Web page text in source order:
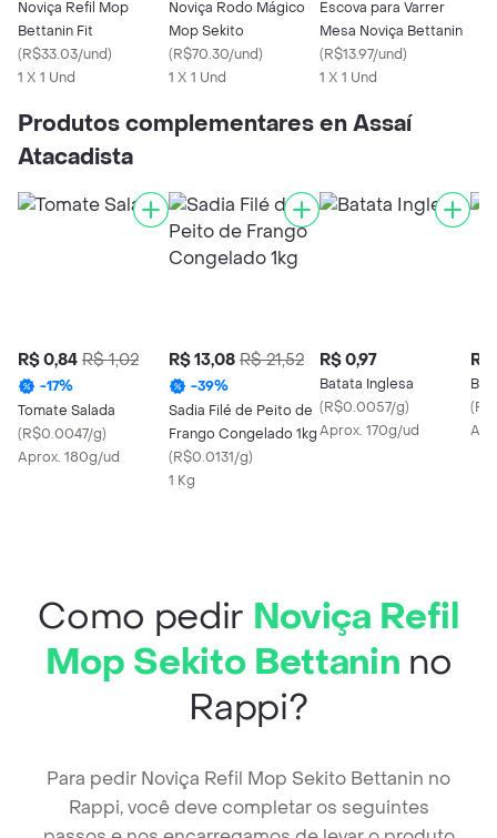
Noviça Refil Mop
Bettanin Fit
(R$33.03/und)
1 X 1 Und
Noviça Rodo Mágico
Mop Sekito
(R$70.30/und)
1 X 1 Und
Escova para Varrer
Mesa Noviça Bettanin
(R$13.97/und)
1 X 1 Und
Produtos complementares en Assaí
Atacadista
R$ 0,84 R$ 1,02
-17%
Tomate Salada
(R$0.0047/g)
Aprox. 180g/ud
R$ 13,08 R$ 21,52
-39%
Sadia Filé de Peito de
Frango Congelado 1kg
(R$0.0131/g)
1 Kg
R$ 0,97
Batata Inglesa
(R$0.0057/g)
Aprox. 170g/ud
R$
(
Como pedir Noviça Refil
Mop Sekito Bettanin no
Rappi?
Para pedir Noviça Refil Mop Sekito Bettanin no
Rappi, você deve completar os seguintes